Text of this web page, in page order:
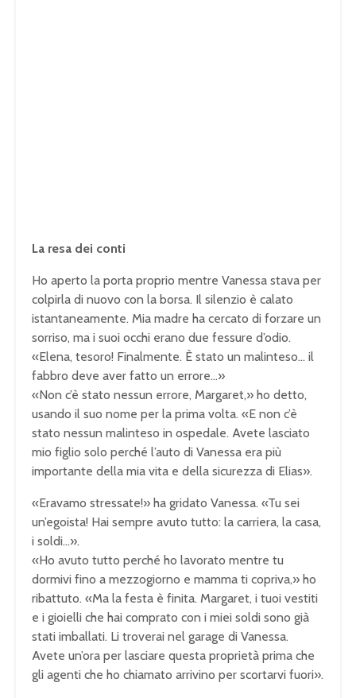
La resa dei conti
Ho aperto la porta proprio mentre Vanessa stava per
colpirla di nuovo con la borsa. Il silenzio è calato
istantaneamente. Mia madre ha cercato di forzare un
sorriso, ma i suoi occhi erano due fessure d’odio.
«Elena, tesoro! Finalmente. È stato un malinteso… il
fabbro deve aver fatto un errore…»
«Non c’è stato nessun errore, Margaret,» ho detto,
usando il suo nome per la prima volta. «E non c’è
stato nessun malinteso in ospedale. Avete lasciato
mio figlio solo perché l’auto di Vanessa era più
importante della mia vita e della sicurezza di Elias».
«Eravamo stressate!» ha gridato Vanessa. «Tu sei
un’egoista! Hai sempre avuto tutto: la carriera, la casa,
i soldi…».
«Ho avuto tutto perché ho lavorato mentre tu
dormivi fino a mezzogiorno e mamma ti copriva,» ho
ribattuto. «Ma la festa è finita. Margaret, i tuoi vestiti
e i gioielli che hai comprato con i miei soldi sono già
stati imballati. Li troverai nel garage di Vanessa.
Avete un’ora per lasciare questa proprietà prima che
gli agenti che ho chiamato arrivino per scortarvi fuori».